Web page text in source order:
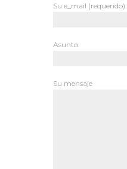
Su e_mail (requerido)
Asunto
Su mensaje